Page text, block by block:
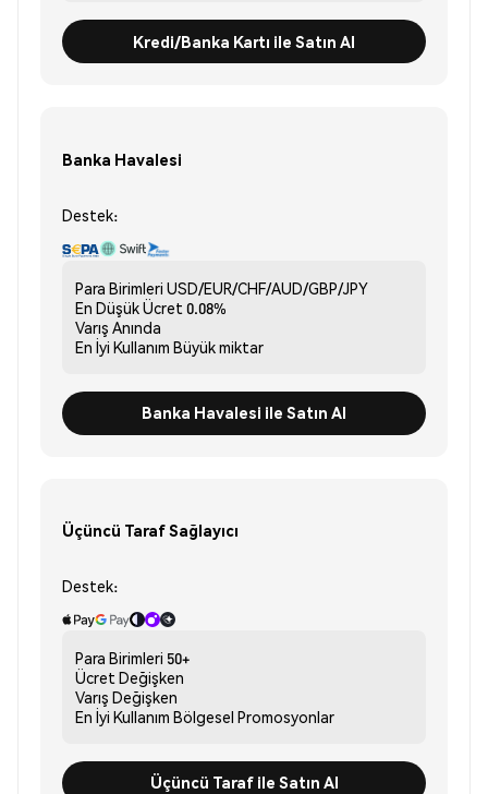
Kredi/Banka Kartı ile Satın Al
Banka Havalesi
Destek:
Para Birimleri USD/EUR/CHF/AUD/GBP/JPY
En Düşük Ücret 0.08%
Varış Anında
En İyi Kullanım Büyük miktar
Banka Havalesi ile Satın Al
Üçüncü Taraf Sağlayıcı
Destek:
Para Birimleri 50+
Ücret Değişken
Varış Değişken
En İyi Kullanım Bölgesel Promosyonlar
Üçüncü Taraf ile Satın Al